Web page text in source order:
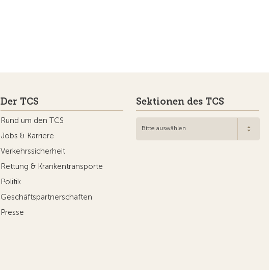
Der TCS
Rund um den TCS
Jobs & Karriere
Verkehrssicherheit
Rettung & Krankentransporte
Politik
Geschäftspartnerschaften
Presse
Sektionen des TCS
Bitte auswählen